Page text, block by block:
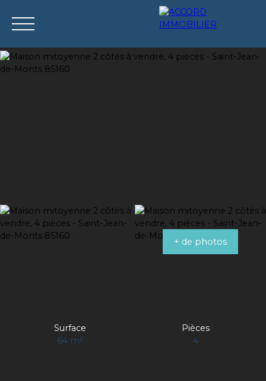
+ de photos
Surface
64 m²
Pièces
4